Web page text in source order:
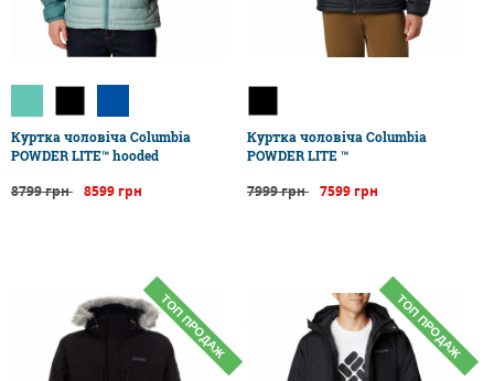
Куртка чоловіча Columbia
POWDER LITE™ hooded
8799 грн 8599 грн
Куртка чоловіча Columbia
POWDER LITE ™
7999 грн 7599 грн
ТОП ПРОДАЖ ТОП ПРОДАЖ